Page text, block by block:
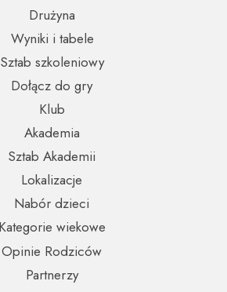
Partnerzy
Opinie Rodziców
Nabór dzieci
Wyniki i tabele
Kategorie wiekowe
Lokalizacje
Sztab szkoleniowy
Sztab Akademii
Dołącz do gry
Drużyna
Akademia
Klub